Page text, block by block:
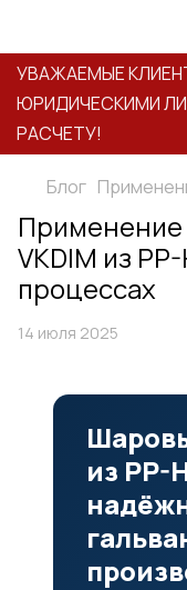
УВАЖАЕМЫЕ
ЮРИДИЧЕСКИМИ
РАСЧЕТУ!
Блог
VKDIM из
процессах
14 июля 2025
из PP-